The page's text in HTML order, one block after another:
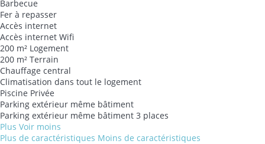
Barbecue
Fer à repasser
Accès internet
Accès internet Wifi
200 m² Logement
200 m² Terrain
Chauffage central
Climatisation dans tout le logement
Piscine Privée
Parking extérieur même bâtiment
Parking extérieur même bâtiment 3 places
Plus Voir moins
Plus de caractéristiques Moins de caractéristiques